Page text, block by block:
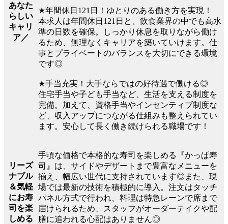
あなた
らしい
キャリ
ア／
★年間休日121日！ゆとりのある働き方を実現！
本求人は年間休日121日と、飲食業界の中でも高水
準の日数を確保。しっかり休息を取りながら働け
るため、無理なくキャリアを築いていけます。仕
事とプライベートのバランスを大切にできる環境
です◎
★手当充実！大手ならではの好待遇で働ける◎
住宅手当や子ども手当など、生活を支える制度を
完備。加えて、資格手当やインセンティブ制度な
ど、収入アップにつながる仕組みも整えられてい
ます。安心して長く働き続けられる職場です！
リーズ
ナブル
＆気軽
にお寿
司を楽
しめる
手頃な価格で本格的な寿司を楽しめる『かっぱ寿
司』は、サイドやデザートまで豊富なメニューを
揃え、幅広い世代に支持されています◎また、現
場では最新の技術を積極的に導入。注文はタッチ
パネル方式で行われ、料理は特急レーンで席まで
届けられるため、スタッフがオーダーテイクや配
膳に追われる心配はありません◎